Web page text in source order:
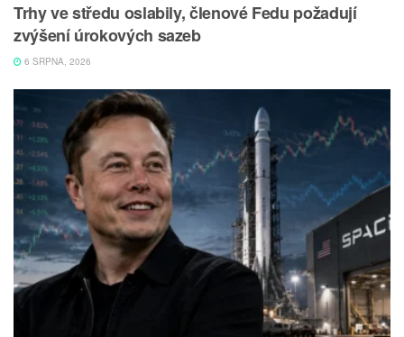
Trhy ve středu oslabily, členové Fedu požadují
zvýšení úrokových sazeb
6 SRPNA, 2026